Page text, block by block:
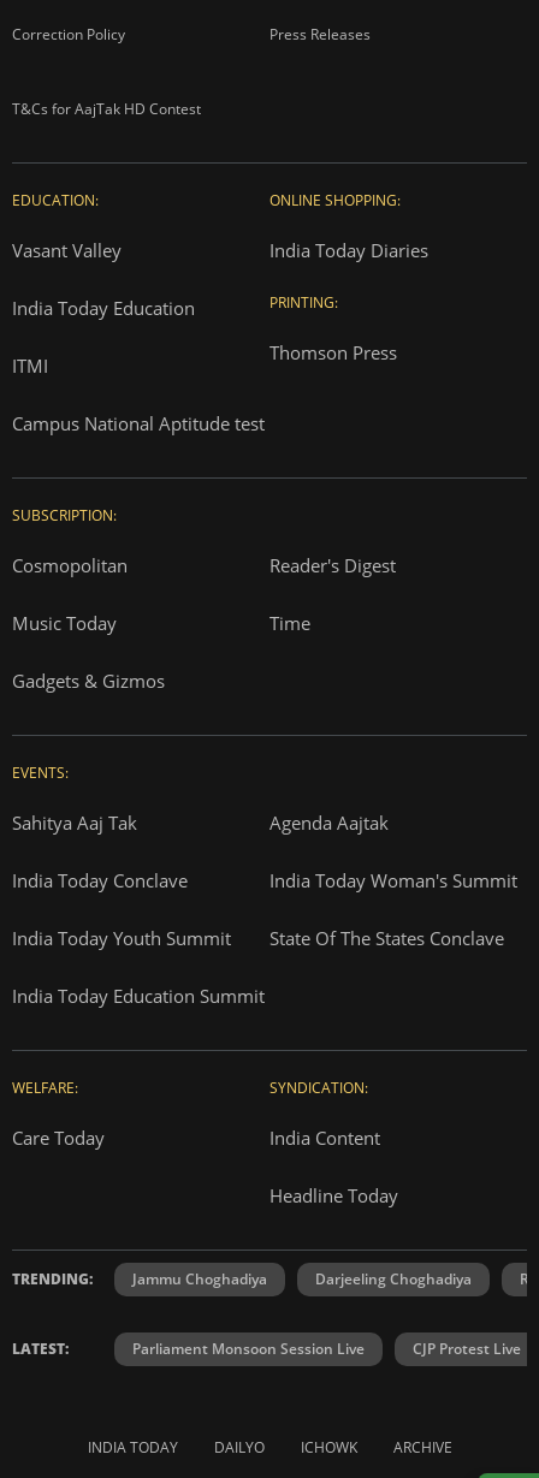
Correction Policy Press Releases
T&Cs for AajTak HD Contest
EDUCATION:
Vasant Valley
India Today Education
ITMI
Campus National Aptitude test
ONLINE SHOPPING:
India Today Diaries
PRINTING:
Thomson Press
SUBSCRIPTION:
Cosmopolitan Reader's Digest
Music Today Time
Gadgets & Gizmos
EVENTS:
Sahitya Aaj Tak Agenda Aajtak
India Today Conclave India Today Woman's Summit
India Today Youth Summit State Of The States Conclave
India Today Education Summit
WELFARE:
Care Today
SYNDICATION:
India Content
Headline Today
TRENDING: Jammu Choghadiya Darjeeling Choghadiya
LATEST: Parliament Monsoon Session Live CJP Protest Live
INDIA TODAY DAILYO ICHOWK ARCHIVE